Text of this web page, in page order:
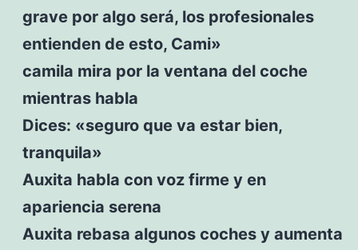
grave por algo será, los profesionales
entienden de esto, Cami»
camila mira por la ventana del coche
mientras habla
Dices: «seguro que va estar bien,
tranquila»
Auxita habla con voz firme y en
apariencia serena
Auxita rebasa algunos coches y aumenta